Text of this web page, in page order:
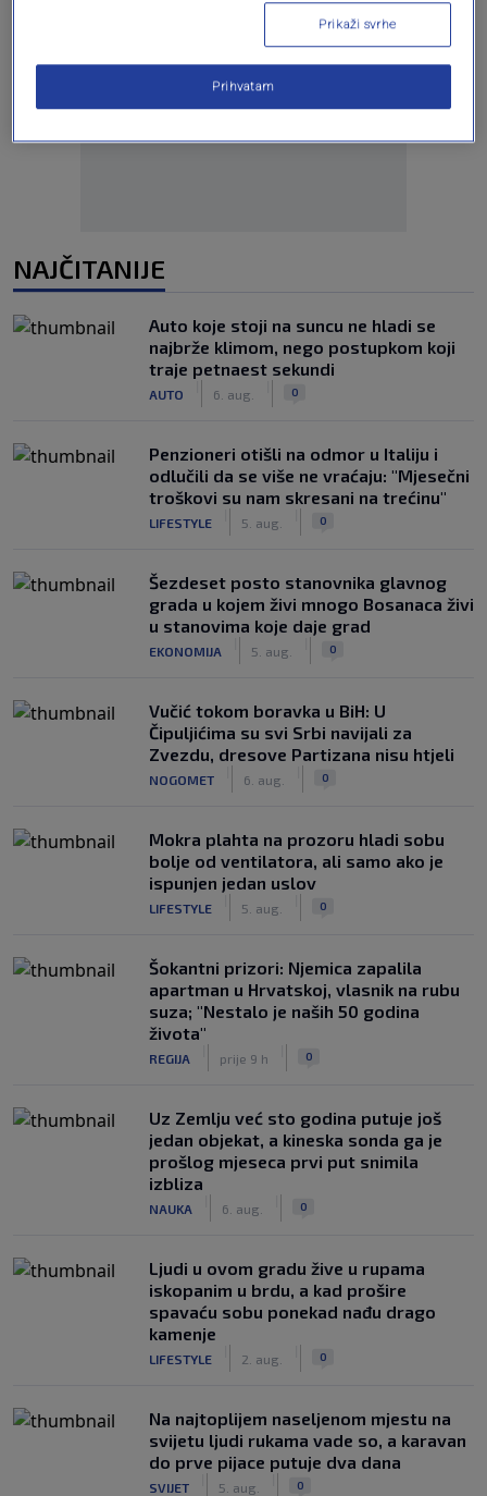
Oglas
NAJČITANIJE
Auto koje stoji na suncu ne hladi se
najbrže klimom, nego postupkom koji
traje petnaest sekundi
AUTO 6. aug. 0
Penzioneri otišli na odmor u Italiju i
odlučili da se više ne vraćaju: "Mjesečni
troškovi su nam skresani na trećinu"
LIFESTYLE 5. aug. 0
Šezdeset posto stanovnika glavnog
grada u kojem živi mnogo Bosanaca živi
u stanovima koje daje grad
EKONOMIJA 5. aug. 0
Vučić tokom boravka u BiH: U
Čipuljićima su svi Srbi navijali za
Zvezdu, dresove Partizana nisu htjeli
NOGOMET 6. aug. 0
Mokra plahta na prozoru hladi sobu
bolje od ventilatora, ali samo ako je
ispunjen jedan uslov
LIFESTYLE 5. aug. 0
Šokantni prizori: Njemica zapalila
apartman u Hrvatskoj, vlasnik na rubu
suza; "Nestalo je naših 50 godina
života"
REGIJA prije 9 h 0
Uz Zemlju već sto godina putuje još
jedan objekat, a kineska sonda ga je
prošlog mjeseca prvi put snimila
izbliza
NAUKA 6. aug. 0
Ljudi u ovom gradu žive u rupama
iskopanim u brdu, a kad prošire
spavaću sobu ponekad nađu drago
kamenje
LIFESTYLE 2. aug. 0
Na najtoplijem naseljenom mjestu na
svijetu ljudi rukama vade so, a karavan
do prve pijace putuje dva dana
SVIJET 5. aug. 0
Prikaži svrhe
Prihvatam